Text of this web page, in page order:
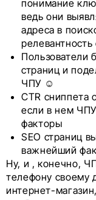
понимание
ведь они
адреса в
релевантность
Пользователи
страниц и
ЧПУ ☺
CTR сниппета
если в нем
факторы
SEO страниц
важнейший
Ну, и , конечно,
телефону своему
интернет-